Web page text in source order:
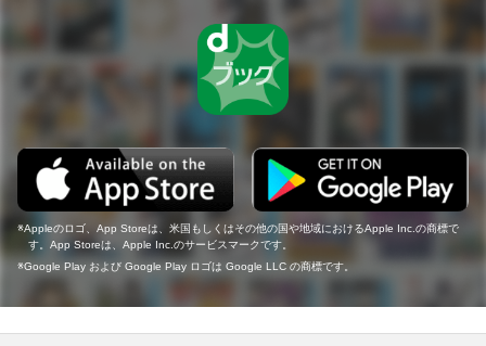
Appleのロゴ、App Storeは、米国もしくはその他の国や地域におけるApple Inc.の商標で
す。App Storeは、Apple Inc.のサービスマークです。
Google Play および Google Play ロゴは Google LLC の商標です。